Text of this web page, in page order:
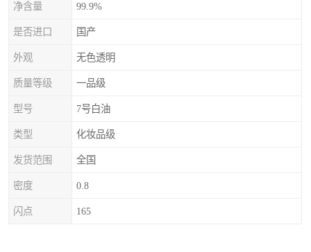
净含量 99.9%
是否进口 国产
外观 无色透明
质量等级 一品级
型号 7号白油
类型 化妆品级
发货范围 全国
密度 0.8
闪点 165